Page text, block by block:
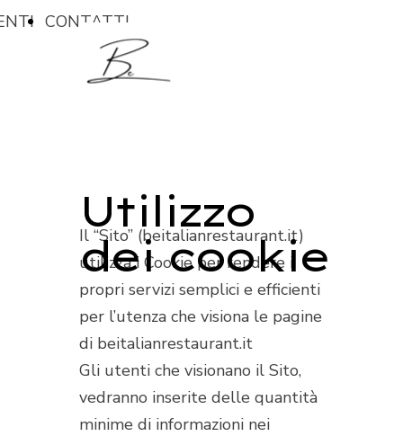
CONTATTI
Utilizzo
dei cookie
Il “Sito” (beitalianrestaurant.it)
utilizza i Cookie per rendere i
propri servizi semplici e efficienti
per l’utenza che visiona le pagine
di beitalianrestaurant.it
Gli utenti che visionano il Sito,
vedranno inserite delle quantità
minime di informazioni nei